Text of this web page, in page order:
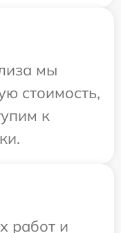
мы
стоимость,
к
работ и